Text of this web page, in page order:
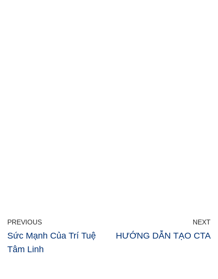
PREVIOUS
Sức Mạnh Của Trí Tuệ
Tâm Linh
NEXT
HƯỚNG DẪN TẠO CTA